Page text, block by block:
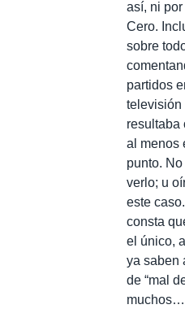
así, ni por
Cero.
sobre
partidos
televisión
resultaba
al menos
punto.
verlo; u
este
consta
el único,
ya saben
de “mal